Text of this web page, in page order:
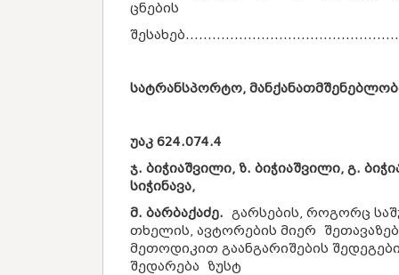
ცნების
სატრანსპორტო,
უაკ 624.074.4
ჯ. ბიჭიაშვილი, ზ. ბიჭიაშვილი, გ.
სიჭინავა,
მ. ბარბაქაძე. გარსების, როგორც
თხელის, ავტორების მიერ
მეთოდიკით გაანგარიშების
შედარება ზუსტ